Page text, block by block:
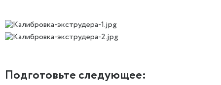
Подготовьте следующее: